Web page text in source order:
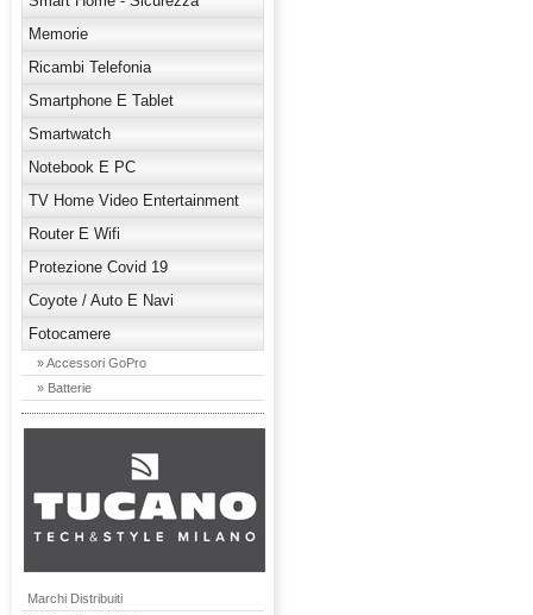
Memorie
Ricambi Telefonia
Smartphone E Tablet
Smartwatch
Notebook E PC
TV Home Video Entertainment
Router E Wifi
Protezione Covid 19
Coyote / Auto E Navi
Fotocamere
» Accessori GoPro
» Batterie
Marchi Distribuiti